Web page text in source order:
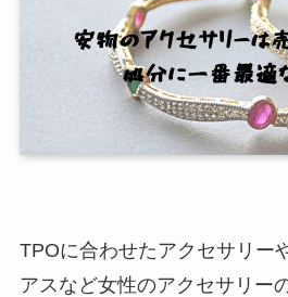
TPOに合わせたアクセサリー
アスなど女性のアクセサリー